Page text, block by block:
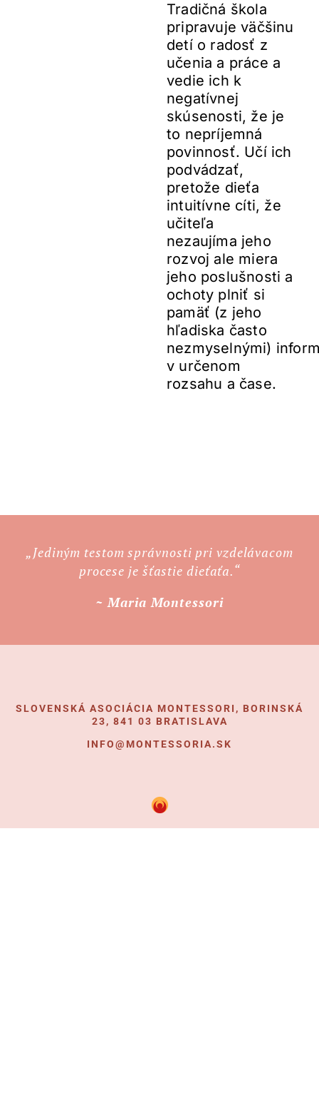
Tradičná škola
pripravuje väčšinu
detí o radosť z
učenia a práce a
vedie ich k
negatívnej
skúsenosti, že je
to nepríjemná
povinnosť. Učí ich
podvádzať,
pretože dieťa
intuitívne cíti, že
učiteľa
nezaujíma jeho
rozvoj ale miera
jeho poslušnosti a
ochoty plniť si
pamäť (z jeho
hľadiska často
nezmyselnými)
v určenom
rozsahu a čase.
„Jediným testom správnosti pri vzdelávacom
procese je šťastie dieťaťa.“
~ Maria Montessori
SLOVENSKÁ ASOCIÁCIA MONTESSORI, BORINSKÁ
23, 841 03 BRATISLAVA
INFO@MONTESSORIA.SK